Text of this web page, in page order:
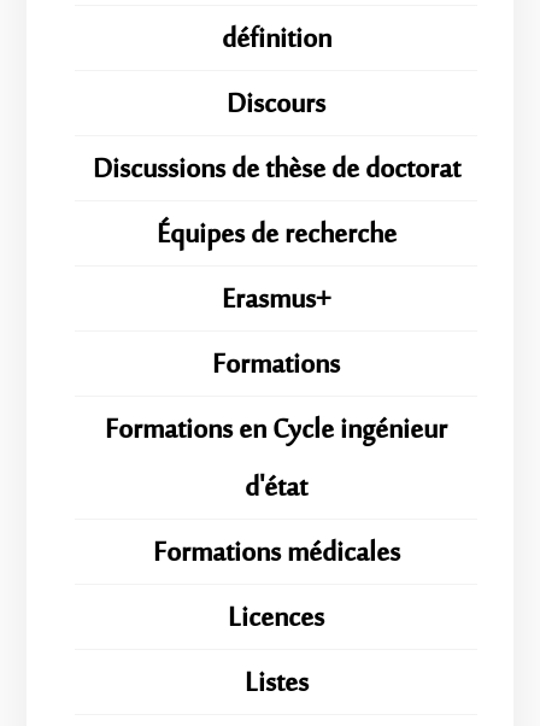
définition
Discours
Discussions de thèse de doctorat
Équipes de recherche
Erasmus+
Formations
Formations en Cycle ingénieur
d'état
Formations médicales
Licences
Listes